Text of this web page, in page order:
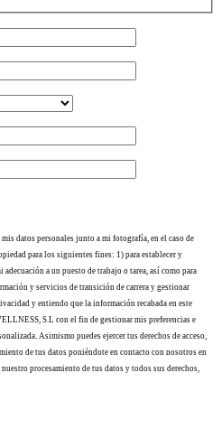
datos personales junto a mi fotografía, en el caso de
para los siguientes fines: 1) para establecer y
a un puesto de trabajo o tarea, así como para
y servicios de transición de carrera y gestionar
y entiendo que la información recabada en este
S.L con el fin de gestionar mis preferencias e
Asimismo puedes ejercer tus derechos de acceso,
de tus datos poniéndote en contacto con nosotros en
procesamiento de tus datos y todos sus derechos,